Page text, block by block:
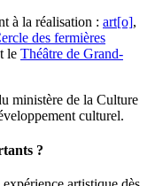
à la réalisation : art[o],
des fermières
le Théâtre de Grand-
ministère de la Culture
culturel.
?